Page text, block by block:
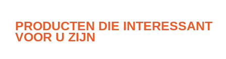
PRODUCTEN DIE INTERESSANT
VOOR U ZIJN